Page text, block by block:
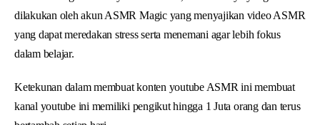
dilakukan oleh akun ASMR Magic yang menyajikan video ASMR
yang dapat meredakan stress serta menemani agar lebih fokus
dalam belajar.
Ketekunan dalam membuat konten youtube ASMR ini membuat
kanal youtube ini memiliki pengikut hingga 1 Juta orang dan terus